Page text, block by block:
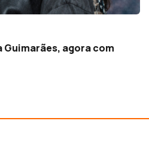
Guimarães, agora com